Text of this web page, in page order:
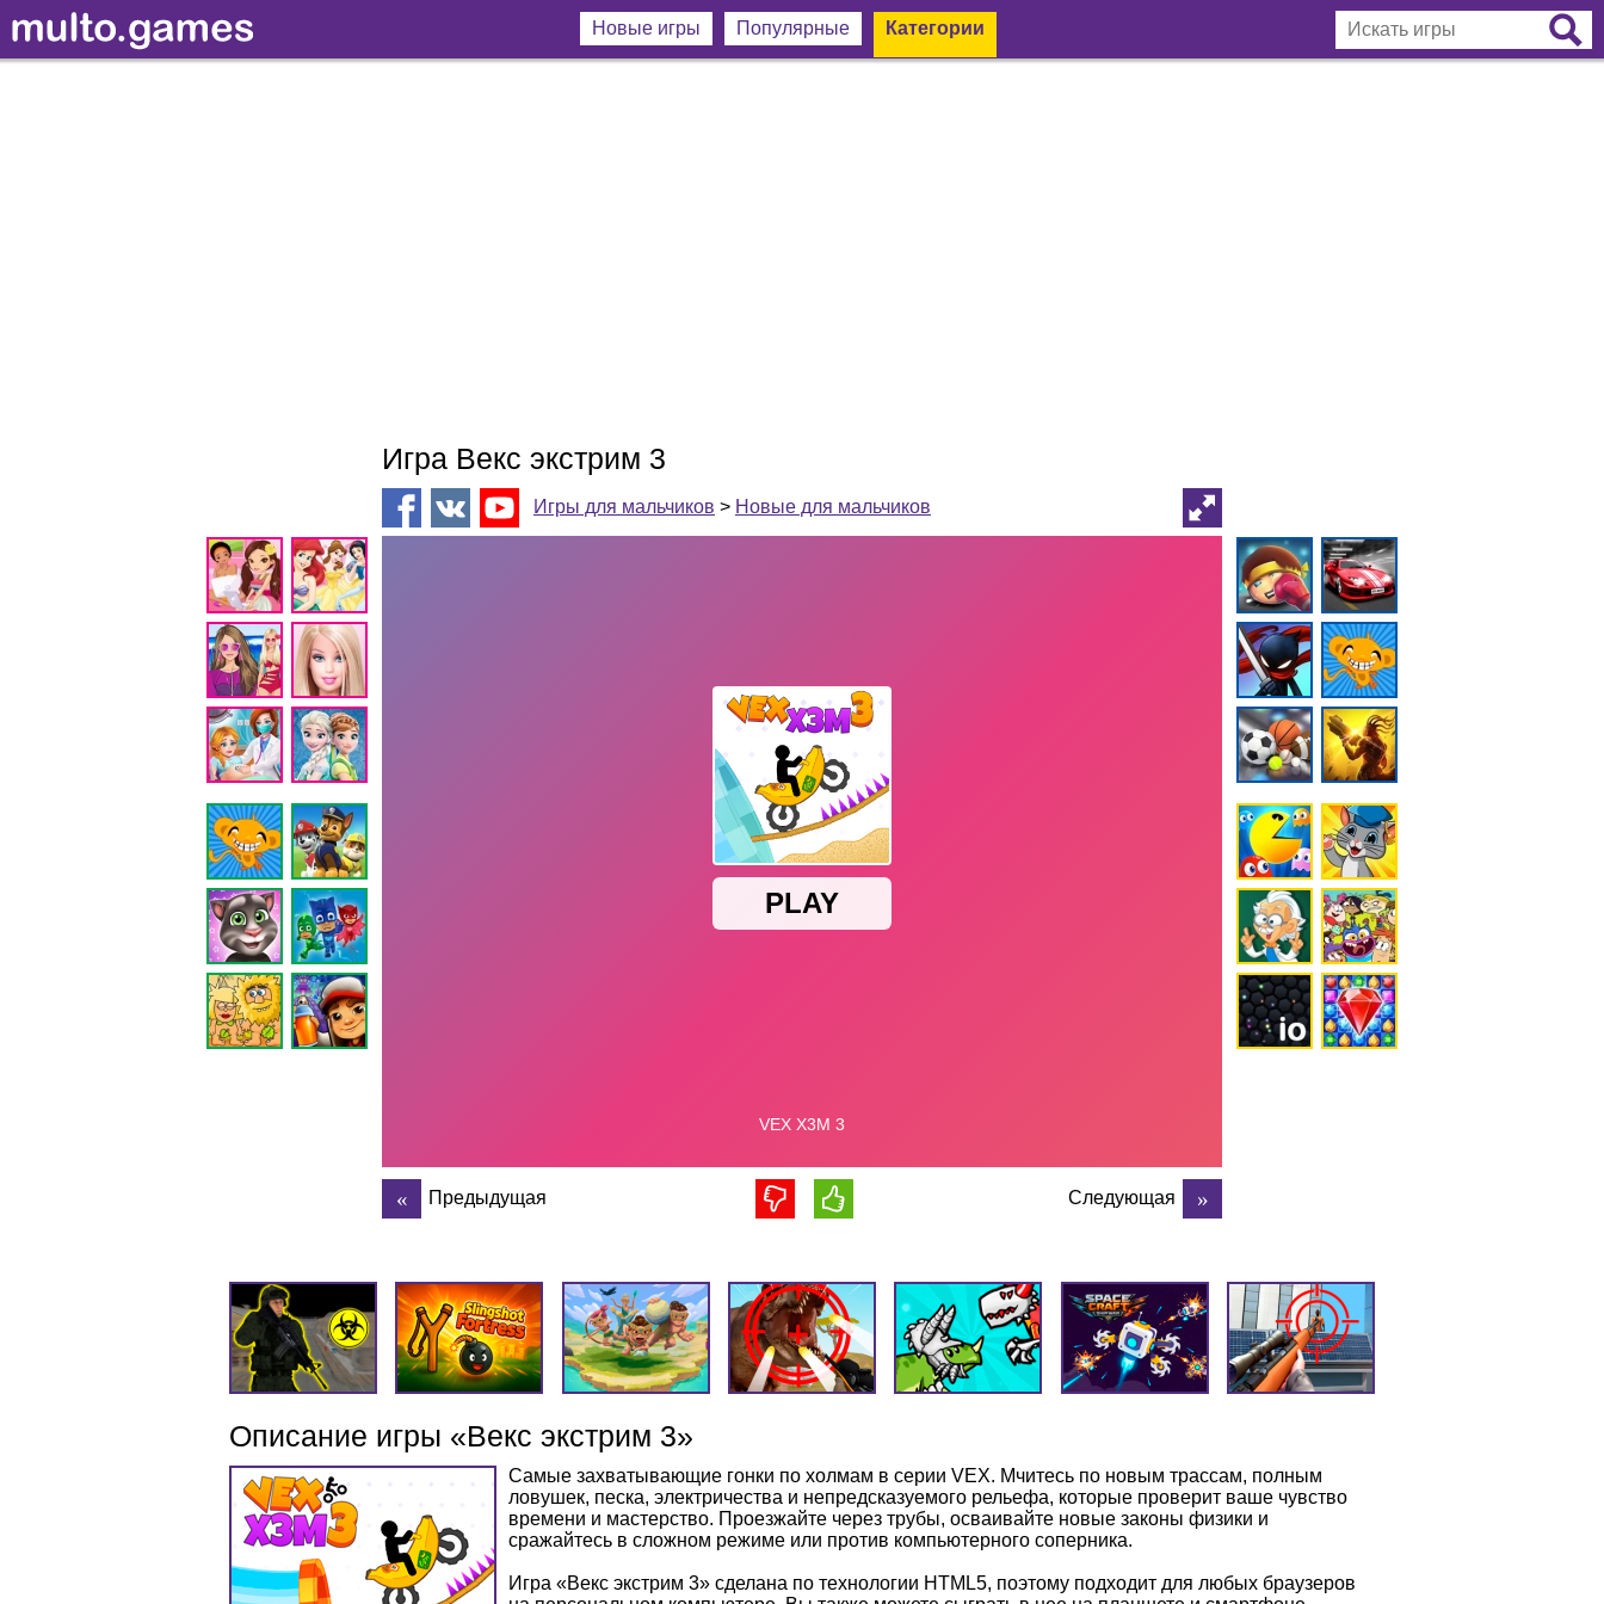
Новые игры Популярные Категории
Игра Векс экстрим 3
Игры для мальчиков > Новые для мальчиков
Предыдущая Следующая
Описание игры «Векс экстрим 3»
Самые захватывающие гонки по холмам в серии VEX. Мчитесь по новым трассам, полным
ловушек, песка, электричества и непредсказуемого рельефа, которые проверит ваше чувство
времени и мастерство. Проезжайте через трубы, осваивайте новые законы физики и
сражайтесь в сложном режиме или против компьютерного соперника.
Игра «Векс экстрим 3» сделана по технологии HTML5, поэтому подходит для любых браузеров